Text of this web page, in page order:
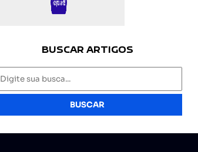
BUSCAR ARTIGOS
BUSCAR